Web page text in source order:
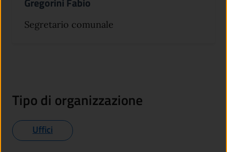
Segretario comunale
Tipo di organizzazione
Uffici